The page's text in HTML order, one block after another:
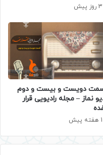
3 روز پیش
دویست و بیست و دوم
نماز – مجله رادیویی قرار
1 هفته پیش